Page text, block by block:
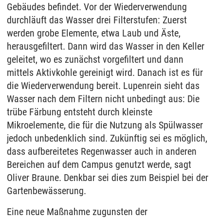
Gebäudes befindet. Vor der Wiederverwendung
durchläuft das Wasser drei Filterstufen: Zuerst
werden grobe Elemente, etwa Laub und Äste,
herausgefiltert. Dann wird das Wasser in den Keller
geleitet, wo es zunächst vorgefiltert und dann
mittels Aktivkohle gereinigt wird. Danach ist es für
die Wiederverwendung bereit. Lupenrein sieht das
Wasser nach dem Filtern nicht unbedingt aus: Die
trübe Färbung entsteht durch kleinste
Mikroelemente, die für die Nutzung als Spülwasser
jedoch unbedenklich sind. Zukünftig sei es möglich,
dass aufbereitetes Regenwasser auch in anderen
Bereichen auf dem Campus genutzt werde, sagt
Oliver Braune. Denkbar sei dies zum Beispiel bei der
Gartenbewässerung.
Eine neue Maßnahme zugunsten der